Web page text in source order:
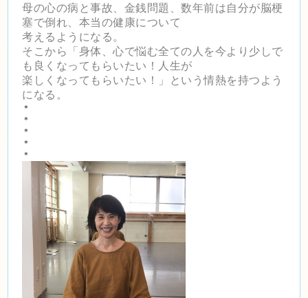
母の心の病と事故、 金銭問題、数年前は自分が脳梗
塞で倒れ、本当の健康について
考えるようになる。
そこから「身体、心で悩む全ての人を今より少しで
も良くなってもらいたい！人生が
楽しくなってもらいたい！」という情熱を持つよう
になる。
＊
＊
＊
＊
＊